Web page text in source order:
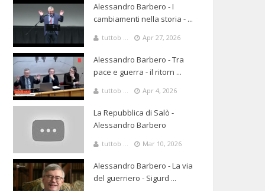
Alessandro Barbero - I
cambiamenti nella storia - ...
tuttob ... Apr 27, 2026
Alessandro Barbero - Tra
pace e guerra - il ritorn ...
tuttob ... Apr 4, 2026
La Repubblica di Salò -
Alessandro Barbero
tuttob ... Mar 10, 2026
Alessandro Barbero - La via
del guerriero - Sigurd ...